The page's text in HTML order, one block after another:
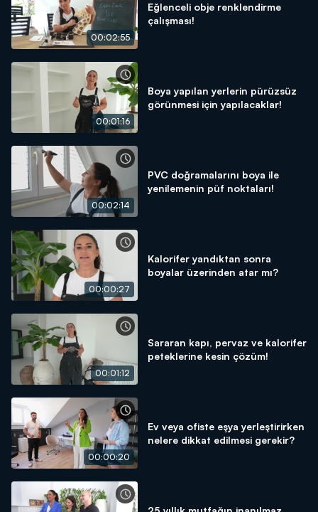
00:02:55
Eğlenceli obje renklendirme
çalışması!
00:01:16
Boya yapılan yerlerin pürüzsüz
görünmesi için yapılacaklar!
00:02:14
PVC doğramalarını boya ile
yenilemenin püf noktaları!
00:00:27
Kalorifer yandıktan sonra
boyalar üzerinden atar mı?
00:01:12
Sararan kapı, pervaz ve kalorifer
peteklerine kesin çözüm!
00:00:20
Ev veya ofiste eşya yerleştirirken
nelere dikkat edilmesi gerekir?